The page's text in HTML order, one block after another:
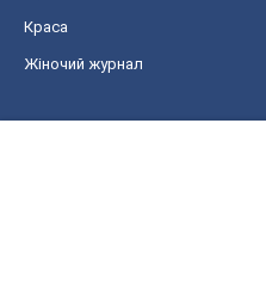
Краса
Жіночий журнал